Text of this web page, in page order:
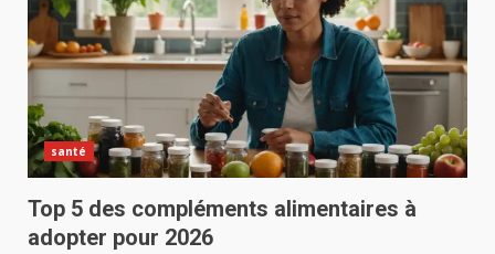
santé
Top 5 des compléments alimentaires à
adopter pour 2026